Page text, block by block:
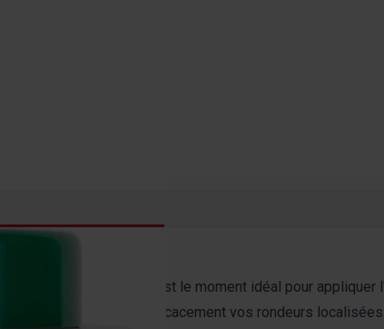
facilitant le drainage, c'est le moment idéal pour appliquer l'
à appliquer et cible efficacement vos rondeurs localisées.